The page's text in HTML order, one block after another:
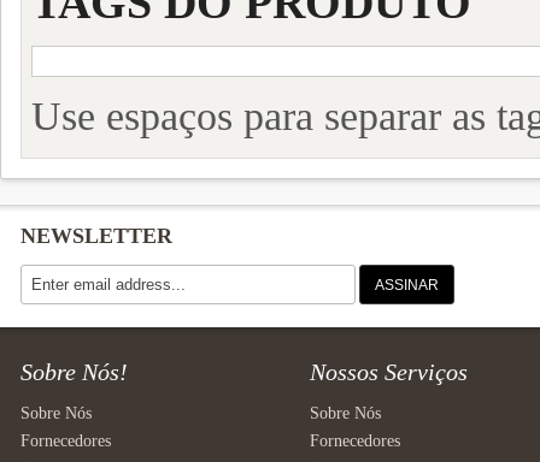
Use espaços para separar as
NEWSLETTER
ASSINAR
Sobre Nós!
Sobre Nós
Fornecedores
Nossos Serviços
Sobre Nós
Fornecedores